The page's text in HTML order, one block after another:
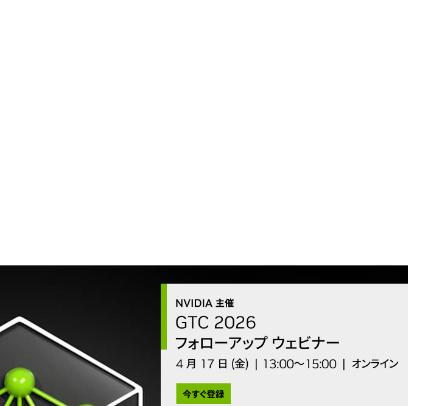
的かつコスト効率よく拡張す
し、年次カンファレンスであ
クロサービス
を拡張し、生成
したことを発表しました。